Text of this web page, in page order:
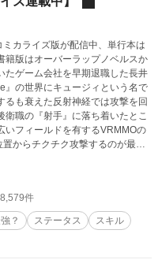
カライズ版が配信中、単行本は
版はオーバーラップノベルスか
』の世界にキュージィという名で
るも衰えた反射神経では攻撃を回
衛職の『射手』に落ち着いたとこ
いフィールドを有するVRMMOの
からチクチク攻撃するのが最強
理論を証明するため、また第二
件
？ ステータス
スキル